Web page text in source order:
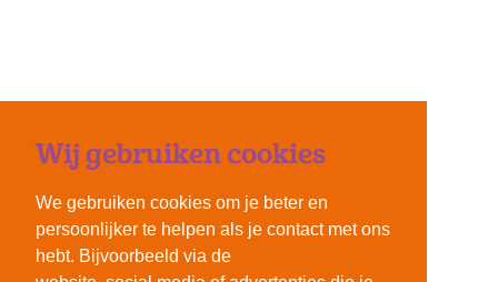
Wij gebruiken cookies
We gebruiken cookies om je beter en
persoonlijker te helpen als je contact met ons
hebt. Bijvoorbeeld via de